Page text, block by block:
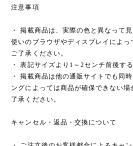
注意事項
・ 掲載商品は、実際の色と異なって
使いのブラウザやディスプレイによっ
ご了承ください。
・ 表記サイズより1～2センチ前後す
・ 掲載商品は他の通販サイトでも同
ングによっては商品が確保できない
了承ください。
キャンセル・返品・交換について